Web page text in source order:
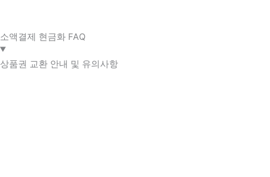
소액결제 현금화 FAQ​
상품권 교환 안내 및 유의사항